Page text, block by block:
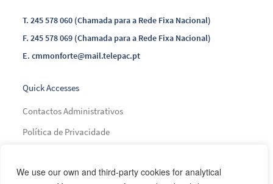
We use our own and third-party cookies for analytical
T.245 578 060 (Chamada para a Rede Fixa Nacional)
F.245 578 069 (Chamada para a Rede Fixa Nacional)
E.cmmonforte@mail.telepac.pt
Quick Accesses
Contactos Administrativos
Política de Privacidade
Índice de Presença na Internet